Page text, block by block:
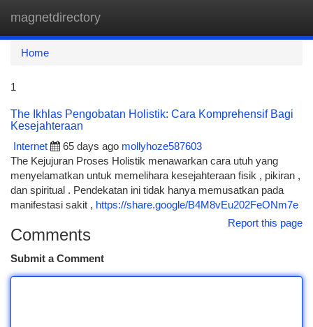
magnetdirectory
Home
1
The Ikhlas Pengobatan Holistik: Cara Komprehensif Bagi
Kesejahteraan
Internet
65 days ago mollyhoze587603
The Kejujuran Proses Holistik menawarkan cara utuh yang
menyelamatkan untuk memelihara kesejahteraan fisik , pikiran ,
dan spiritual . Pendekatan ini tidak hanya memusatkan pada
manifestasi sakit , https://share.google/B4M8vEu202FeONm7e
Report this page
Comments
Submit a Comment